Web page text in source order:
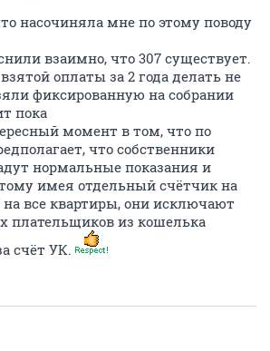
насочиняла мне по этому поводу
взаимно, что 307 существует.
оплаты за 2 года делать не
фиксированную на собрании
пока
момент в том, что по
что собственники
нормальные показания и
имея отдельный счётчик на
все квартиры, они исключают
плательщиков из кошелька
счёт УК.